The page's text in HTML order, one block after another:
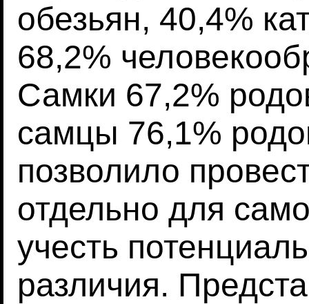
обезьян, 40,4%
68,2%
Самки 67,2%
самцы 76,1%
позволило
отдельно для
учесть
различия.